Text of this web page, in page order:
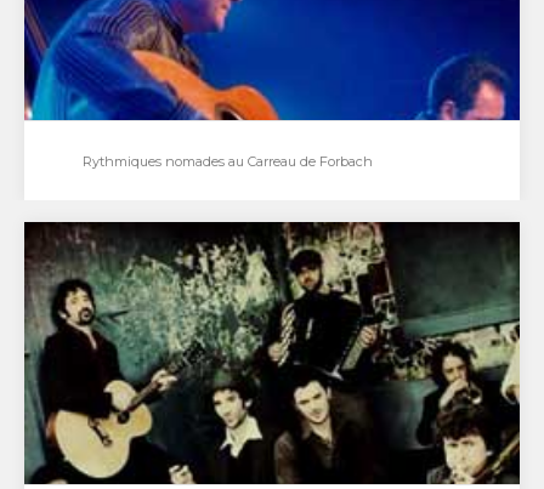
Rythmiques nomades au Carreau de Forbach
Enrichir la musique comme l’humanité par le
métissage et le nomadisme. Tel est le programme
Rythmiques nomades au Carreau de Forbach